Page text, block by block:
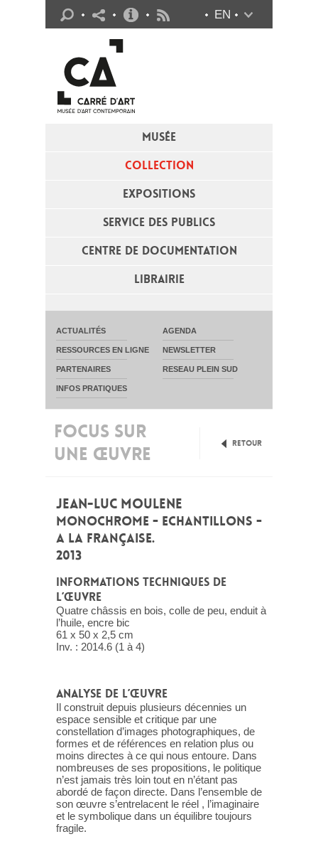
MUSÉE
COLLECTION
EXPOSITIONS
SERVICE DES PUBLICS
CENTRE DE DOCUMENTATION
LIBRAIRIE
EN
ACTUALITÉS AGENDA
RESSOURCES EN LIGNE NEWSLETTER
PARTENAIRES RESEAU PLEIN SUD
INFOS PRATIQUES
Infos pratiques
FOCUS SUR
UNE ŒUVRE
Retour
JEAN-LUC MOULENE
MONOCHROME - ECHANTILLONS -
A LA FRANÇAISE.
2013
INFORMATIONS TECHNIQUES DE
L’ŒUVRE
Quatre châssis en bois, colle de peu, enduit à
l’huile, encre bic
61 x 50 x 2,5 cm
Inv. : 2014.6 (1 à 4)
ANALYSE DE L’ŒUVRE
Il construit depuis plusieurs décennies un
espace sensible et critique par une
constellation d’images photographiques, de
formes et de références en relation plus ou
moins directes à ce qui nous entoure. Dans
nombreuses de ses propositions, le politique
n’est jamais très loin tout en n’étant pas
abordé de façon directe. Dans l’ensemble de
son œuvre s’entrelacent le réel , l’imaginaire
et le symbolique dans un équilibre toujours
fragile.